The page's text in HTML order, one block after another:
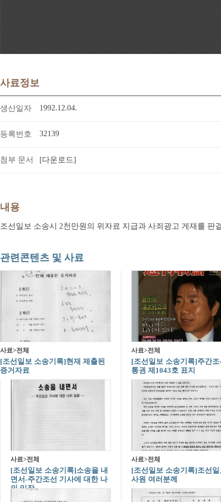
사료정보
생산일자 1992.12.04.
등록번호 32139
첨부 문서 [다운로드]
내용
조선일보 소송시 2천만원의 위자료 지급과 사죄광고 게재를 판
관련콘텐츠 및 사료
사료>전체
[조선일보 소송기록]현재 제출된
증거자료
사료>전체
[조선일보 소송기록]주간조
통권 제1043호 표지
사료>전체
[조선일보 소송기록]소송을 내
면서-주간조선 기사에 대한 나
의 입장
사료>전체
[조선일보 소송기록]조선일
사원 여러분께